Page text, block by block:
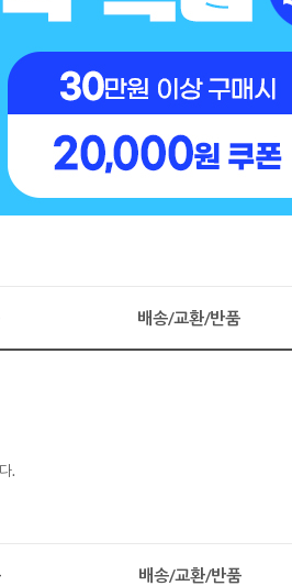
배송/교환/반품
.
배송/교환/반품